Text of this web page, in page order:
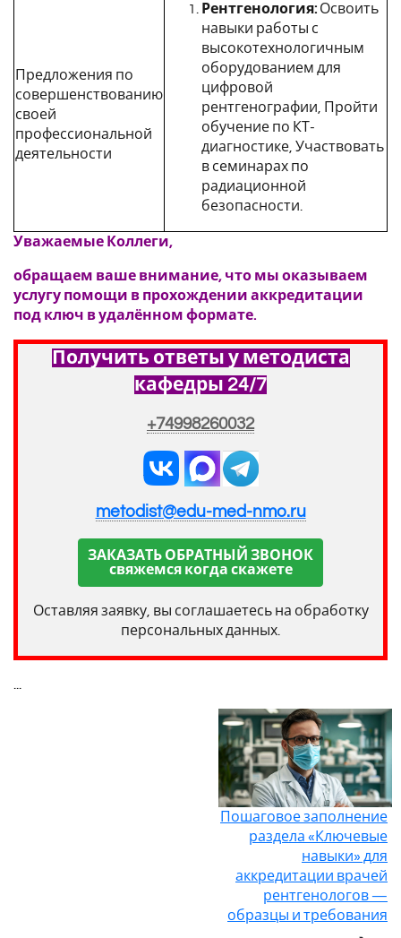
Предложения по
совершенствованию
своей
профессиональной
деятельности
Рентгенология: Освоить
навыки работы с
высокотехнологичным
оборудованием для
цифровой
рентгенографии, Пройти
обучение по КТ-
диагностике, Участвовать
в семинарах по
радиационной
безопасности.
Уважаемые Коллеги,
обращаем ваше внимание, что мы оказываем
услугу помощи в прохождении аккредитации
под ключ в удалённом формате.
Получить ответы у методиста
кафедры 24/7
+74998260032
metodist@edu-med-nmo.ru
ЗАКАЗАТЬ ОБРАТНЫЙ ЗВОНОК
свяжемся когда скажете
Оставляя заявку, вы соглашаетесь на обработку
персональных данных.
Пошаговое заполнение
раздела «Ключевые
навыки» для
аккредитации врачей
рентгенологов —
образцы и требования